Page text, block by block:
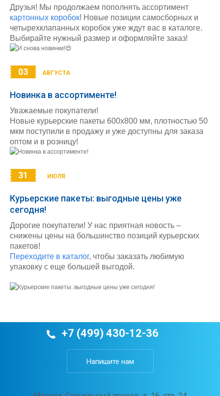
Друзья! Мы продолжаем пополнять ассортимент
картонных коробок! Новые позиции самосборных и
четырехклапанных коробок уже ждут вас в каталоге.
Выбирайте нужный размер и оформляйте заказ!
03 АВГУСТА
Новинка в ассортименте!
Уважаемые покупатели!
Новые курьерские пакеты 600х800 мм, плотностью 50
мкм поступили в продажу и уже доступны для заказа
оптом и в розницу!
31 ИЮЛЯ
Курьерские пакеты: выгодные цены уже
сегодня!
Дорогие покупатели! У нас приятная новость –
снижены цены на большинство позиций курьерских
пакетов!
Переходите в каталог, чтобы заказать любимую
упаковку с еще большей выгодой.
+7 (499) 430-12-36
Напишите нам